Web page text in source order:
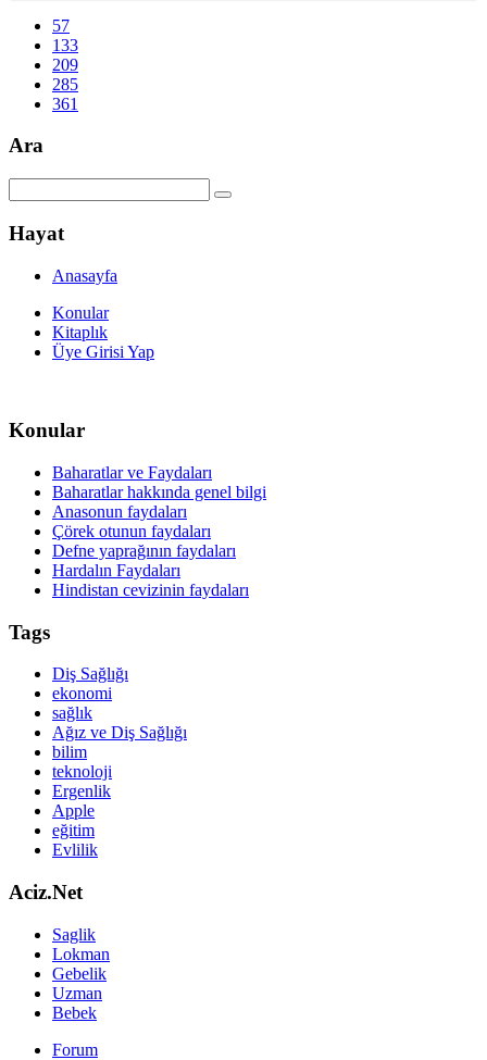
57
133
209
285
361
Ara
Hayat
Anasayfa
Konular
Kitaplık
Üye Girisi Yap
Konular
Baharatlar ve Faydaları
Baharatlar hakkında genel bilgi
Anasonun faydaları
Çörek otunun faydaları
Defne yaprağının faydaları
Hardalın Faydaları
Hindistan cevizinin faydaları
Tags
Diş Sağlığı
ekonomi
sağlık
Ağız ve Diş Sağlığı
bilim
teknoloji
Ergenlik
Apple
eğitim
Evlilik
Aciz.Net
Saglik
Lokman
Gebelik
Uzman
Bebek
Forum